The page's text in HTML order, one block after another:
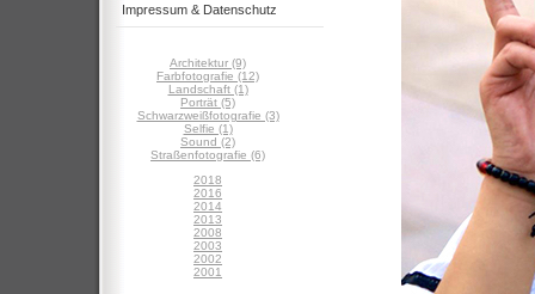
Impressum & Datenschutz
Architektur (9)
Farbfotografie (12)
Landschaft (1)
Porträt (5)
Schwarzweißfotografie (3)
Selfie (1)
Sound (2)
Straßenfotografie (6)
2018
2016
2014
2013
2008
2003
2002
2001